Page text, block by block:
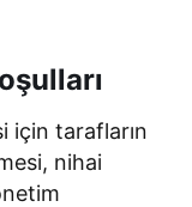
için tarafların
nihai